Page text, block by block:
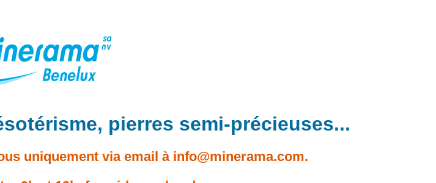
pierres semi-précieuses...
uniquement via email à info@minerama.com.